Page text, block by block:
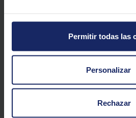
Permitir todas las
Personalizar
Rechazar
ASISTENTE PARA